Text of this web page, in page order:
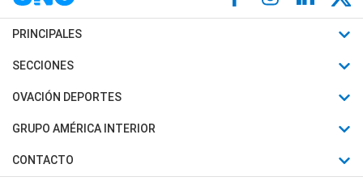
PRINCIPALES
Últimas Noticias
Política
Judiciales
SECCIONES
Horóscopo
Motores
Trucos caseros
OVACIÓN DEPORTES
Fútbol
Mundial
GRUPO AMÉRICA INTERIOR
Canal 7 en Vivo
CONTACTO